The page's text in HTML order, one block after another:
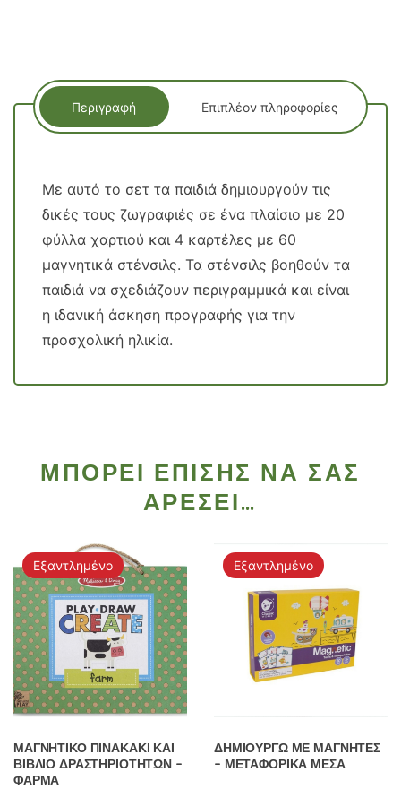
Περιγραφή Επιπλέον πληροφορίες
Με αυτό το σετ τα παιδιά δημιουργούν τις
δικές τους ζωγραφιές σε ένα πλαίσιο με 20
φύλλα χαρτιού και 4 καρτέλες με 60
μαγνητικά στένσιλς. Τα στένσιλς βοηθούν τα
παιδιά να σχεδιάζουν περιγραμμικά και είναι
η ιδανική άσκηση προγραφής για την
προσχολική ηλικία.
ΜΠΟΡΕΊ ΕΠΊΣΗΣ ΝΑ ΣΑΣ
ΑΡΈΣΕΙ…
Εξαντλημένο
ΜΑΓΝΗΤΙΚΟ ΠΙΝΑΚΑΚΙ ΚΑΙ
ΒΙΒΛΙΟ ΔΡΑΣΤΗΡΙΟΤΗΤΩΝ –
ΦΑΡΜΑ
Εξαντλημένο
ΔΗΜΙΟΥΡΓΩ ΜΕ ΜΑΓΝΗΤΕΣ
– ΜΕΤΑΦΟΡΙΚΑ ΜΕΣΑ